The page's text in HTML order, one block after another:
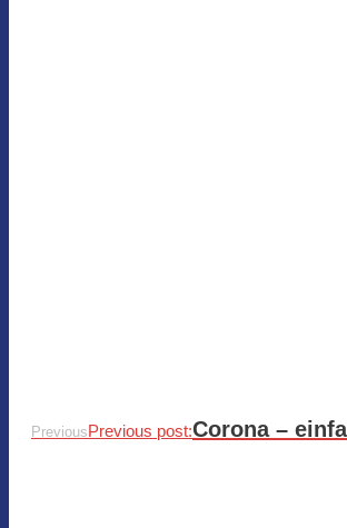
PreviousPrevious post:Corona –